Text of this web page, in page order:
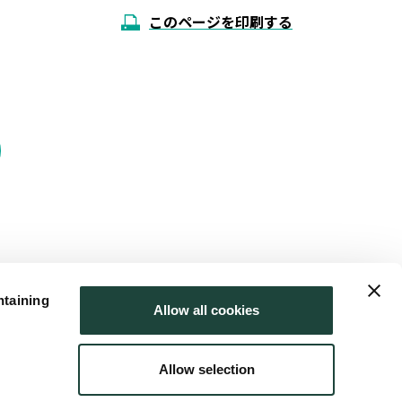
Allow all cookies
Allow selection
このページを印刷する